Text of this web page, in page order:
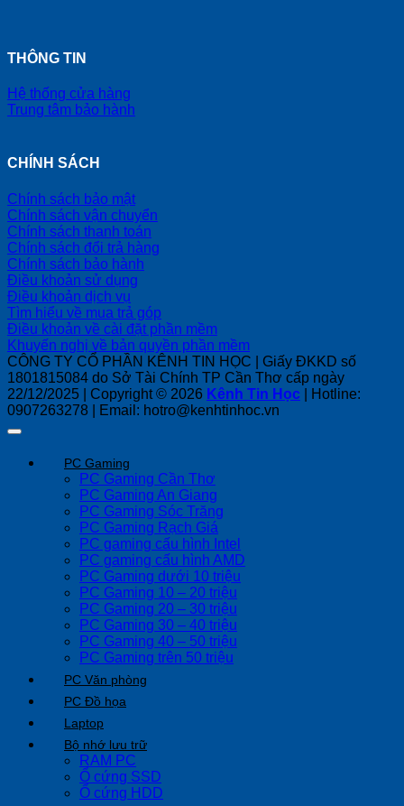
THÔNG TIN
Hệ thống cửa hàng
Trung tâm bảo hành
CHÍNH SÁCH
Chính sách bảo mật
Chính sách vận chuyển
Chính sách thanh toán
Chính sách đổi trả hàng
Chính sách bảo hành
Điều khoản sử dụng
Điều khoản dịch vụ
Tìm hiểu về mua trả góp
Điều khoản về cài đặt phần mềm
Khuyến nghị về bản quyền phần mềm
CÔNG TY CỔ PHẦN KÊNH TIN HỌC | Giấy ĐKKD số
1801815084 do Sở Tài Chính TP Cần Thơ cấp ngày
22/12/2025 | Copyright © 2026 Kênh Tin Học | Hotline:
0907263278 | Email: hotro@kenhtinhoc.vn
PC Gaming
PC Gaming Cần Thơ
PC Gaming An Giang
PC Gaming Sóc Trăng
PC Gaming Rạch Giá
PC gaming cấu hình Intel
PC gaming cấu hình AMD
PC Gaming dưới 10 triệu
PC Gaming 10 – 20 triệu
PC Gaming 20 – 30 triệu
PC Gaming 30 – 40 triệu
PC Gaming 40 – 50 triệu
PC Gaming trên 50 triệu
PC Văn phòng
PC Đồ họa
Laptop
Bộ nhớ lưu trữ
RAM PC
Ổ cứng SSD
Ổ cứng HDD